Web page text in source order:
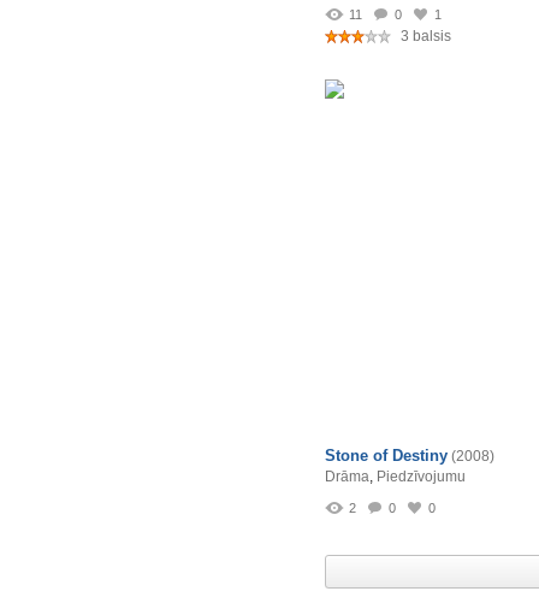
11 0 1
3 balsis
Stone of Destiny (2008)
Drāma, Piedzīvojumu
2 0 0